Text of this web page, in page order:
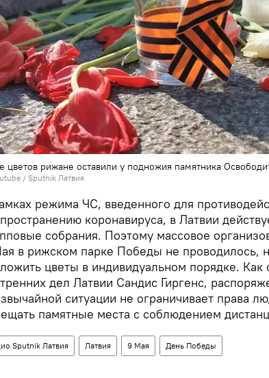
цветов рижане оставили у подножия памятника
/ Sputnik Латвия
режима ЧС, введенного для
коронавируса, в Латвии
собрания. Поэтому массовое
в рижском парке Победы не проводилось,
цветы в индивидуальном порядке. Как
дел Латвии Сандис Гиргенс,
ситуации не ограничивает права
памятные места с соблюдением
Sputnik Латвия Латвия 9 Мая День Победы